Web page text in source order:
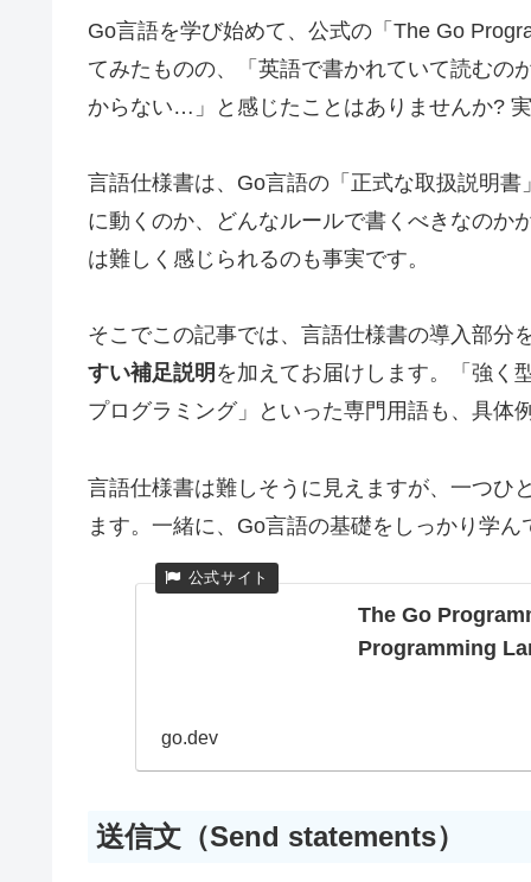
Go言語を学び始めて、公式の「The Go
てみたものの、「英語で書かれていて読む
からない…」と感じたことはありませんか?
言語仕様書は、Go言語の「正式な取扱説明
に動くのか、どんなルールで書くべきなのか
は難しく感じられるのも事実です。
そこでこの記事では、言語仕様書の導入部分
すい補足説明 を加えてお届けします。「強く
プログラミング」といった専門用語も、具体
言語仕様書は難しそうに見えますが、一つひ
ます。一緒に、Go言語の基礎をしっかり学ん
The Go
Programming
go.dev
送信文（Send statements）